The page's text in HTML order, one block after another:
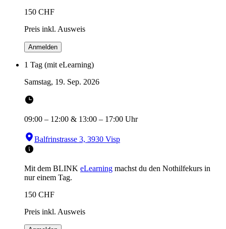
150 CHF
Preis inkl. Ausweis
Anmelden
1 Tag (mit eLearning)
Samstag, 19. Sep. 2026
09:00 – 12:00 & 13:00 – 17:00 Uhr
Balfrinstrasse 3, 3930 Visp
Mit dem BLINK eLearning machst du den Nothilfekurs in
nur einem Tag.
150 CHF
Preis inkl. Ausweis